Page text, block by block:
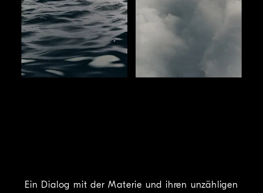
Ein Dialog mit der Materie und ihren unzähligen